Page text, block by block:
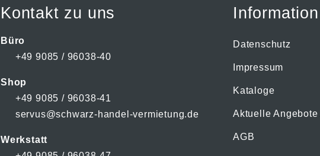
Kontakt zu uns
Büro
+49 9085 / 96038-40
Shop
+49 9085 / 96038-41
servus@schwarz-handel-vermietung.de
Werkstatt
Datenschutz
Impressum
Kataloge
Aktuelle Angebote
AGB